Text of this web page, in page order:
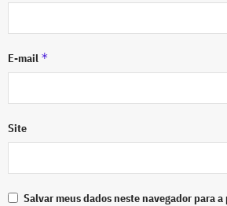
E-mail *
Site
Salvar meus dados neste navegador para